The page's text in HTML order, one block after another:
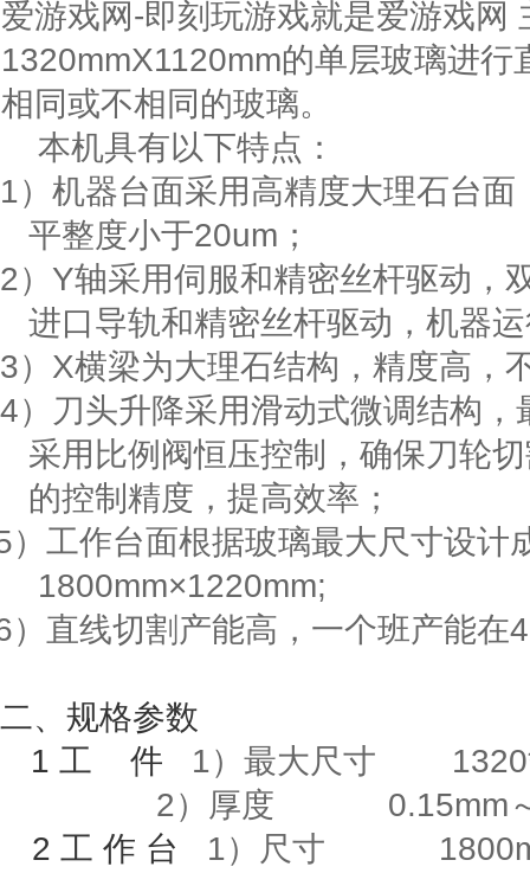
爱游戏网-即刻玩游戏就是爱游戏网
1320mmX1120mm的单层玻璃进行
相同或不相同的玻璃。
本机具有以下特点：
1） 机器台面采用高精度大理石台
平整度小于20um ；
2） Y轴采用伺服和精密丝杆驱动，
进口导轨和精密丝杆驱动，机器
3） X横梁为大理石结构，精度高，
4）刀头升降采用滑动式微调结构，
采用比例阀恒压控制，确保刀轮
的控制精度，提高效率；
）工作台面根据玻璃最大尺寸设计
1800mm×1220mm;
）直线切割产能高，一个班产能在
二、规格参数
1 工 件 1）最大尺寸
2）厚度
0.15mm
2工作 台 1）尺寸